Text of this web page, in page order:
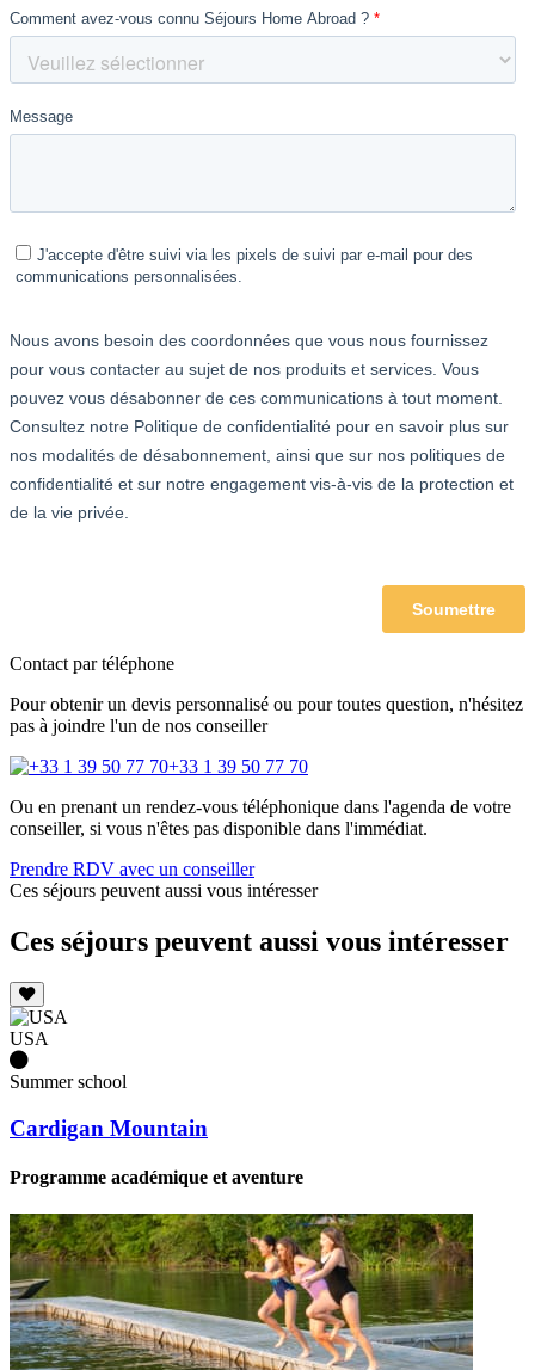
Contact par téléphone
Pour obtenir un devis personnalisé ou pour toutes question, n'hésitez
pas à joindre l'un de nos conseiller
+33 1 39 50 77 70
Ou en prenant un rendez-vous téléphonique dans l'agenda de votre
conseiller, si vous n'êtes pas disponible dans l'immédiat.
Prendre RDV avec un conseiller
Ces séjours peuvent aussi vous intéresser
Ces séjours peuvent aussi vous intéresser
USA
Summer school
Cardigan Mountain
Programme académique et aventure